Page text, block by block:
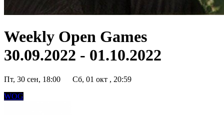
Weekly Open Games
30.09.2022 - 01.10.2022
Пт, 30 сен, 18:00
Сб, 01 окт , 20:59
WOG